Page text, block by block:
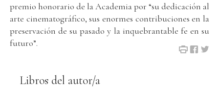
premio honorario de la Academia por “su dedicación al
arte cinematográfico, sus enormes contribuciones en la
preservación de su pasado y la inquebrantable fe en su
futuro”.
Libros del autor/a